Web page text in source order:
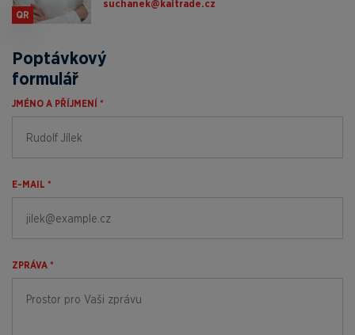
QR
zc.edartiak@kenahcus
Poptávkový
formulář
JMÉNO A PŘÍJMENÍ *
E-MAIL *
ZPRÁVA *